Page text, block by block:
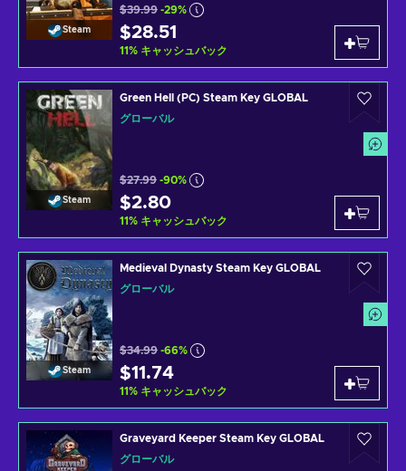
Steam
$39.99 -29%
$28.51
11% キャッシュバック
Steam
Green Hell (PC) Steam Key GLOBAL
グローバル
$27.99 -90%
$2.80
11% キャッシュバック
Steam
Medieval Dynasty Steam Key GLOBAL
グローバル
$34.99 -66%
$11.74
11% キャッシュバック
Graveyard Keeper Steam Key GLOBAL
グローバル